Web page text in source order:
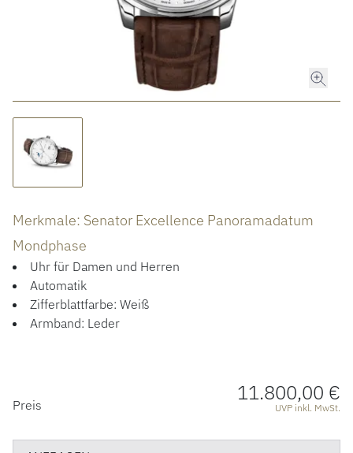
ACCESSOIRES
ÜBER UNS
Merkmale: Senator Excellence Panoramadatum
Mondphase
Uhr für Damen und Herren
Automatik
Zifferblattfarbe: Weiß
Armband: Leder
PREISINFORMATIONEN
Preis 11.800,00 €
UVP inkl. MwSt.